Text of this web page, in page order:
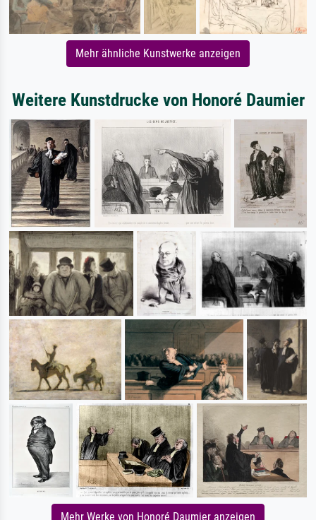
Mehr ähnliche Kunstwerke anzeigen
Weitere Kunstdrucke von Honoré Daumier
Mehr Werke von Honoré Daumier anzeigen